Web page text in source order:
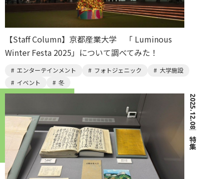
【Staff Column】京都産業大学 「 Luminous
Winter Festa 2025」について調べてみた！
エンターテインメント フォトジェニック
大学施設
イベント
冬
2025.12.08
特集